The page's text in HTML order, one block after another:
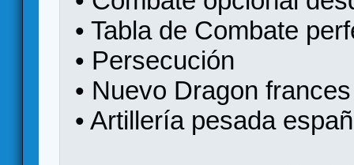
• Tabla de Combate
• Persecución
• Nuevo Dragon
• Artillería pesada